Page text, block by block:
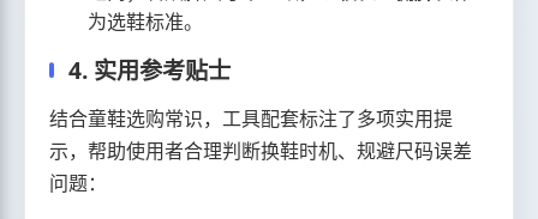
为选鞋标准。
4. 实用参考贴士
结合童鞋选购常识，工具配套标注了多项实用提
示，帮助使用者合理判断换鞋时机、规避尺码误差
问题：